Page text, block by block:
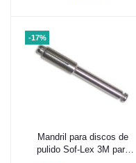
-17%
Añadir al carrito
Mandril para discos de
pulido Sof-Lex 3M para